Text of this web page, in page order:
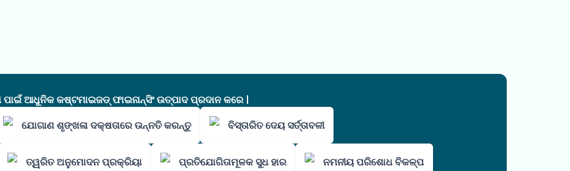
ଆଧୁନିକ କଷ୍ଟମାଇଜଡ୍ ଫାଇନାନ୍ସିଂ ଉତ୍ପାଦ ପ୍ରଦାନ କରେ |
ଯୋଗାଣ ଶୃଙ୍ଖଳା ଦକ୍ଷତାରେ ଉନ୍ନତି କରନ୍ତୁ ବିସ୍ତାରିତ ଦେୟ ସର୍ତ୍ତାବଳୀ
ତ୍ୱରିତ ଅନୁମୋଦନ ପ୍ରକ୍ରିୟା ପ୍ରତିଯୋଗିତାମୂଳକ ସୁଧ ହାର ନମନୀୟ ପରିଶୋଧ ବିକଳ୍ପ